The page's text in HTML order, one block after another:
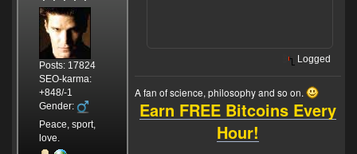
Posts: 17824
SEO-karma:
+848/-1
Gender:
Peace, sport,
love.
Logged
A fan of science, philosophy and so on.
Earn FREE Bitcoins Every
Hour!